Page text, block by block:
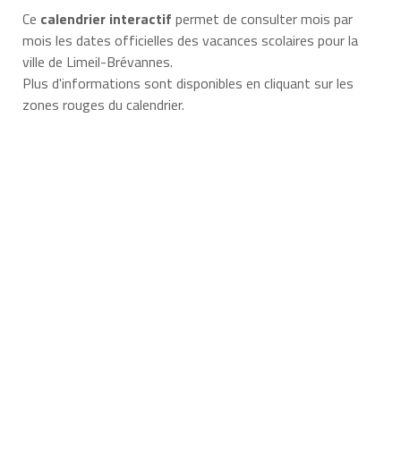
Ce calendrier interactif permet de consulter mois par
mois les dates officielles des vacances scolaires pour la
ville de Limeil-Brévannes.
Plus d'informations sont disponibles en cliquant sur les
zones rouges du calendrier.